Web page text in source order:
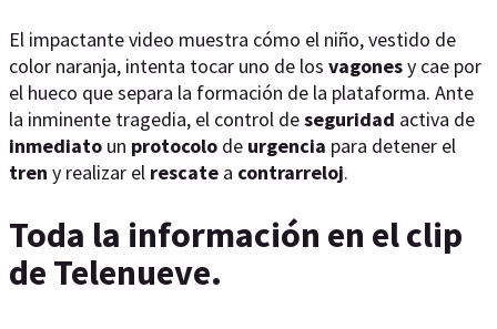
El impactante video muestra cómo el niño, vestido de
color naranja, intenta tocar uno de los vagonesy cae por
el hueco que separa la formación de la plataforma. Ante
la inminente tragedia, el control deseguridad activa de
inmediato un protocolo de urgencia para detener el
tren y realizar el rescate a contrarreloj.
Toda la información en el clip
de Telenueve.